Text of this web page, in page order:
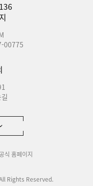
00775
식 홈페이지
Rights Reserved.